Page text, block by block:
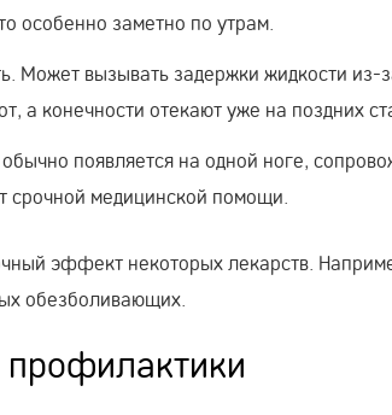
особенно заметно по утрам.
Может вызывать задержки жидкости
а конечности отекают уже на поздних
появляется на одной ноге,
срочной медицинской помощи.
эффект некоторых лекарств.
обезболивающих.